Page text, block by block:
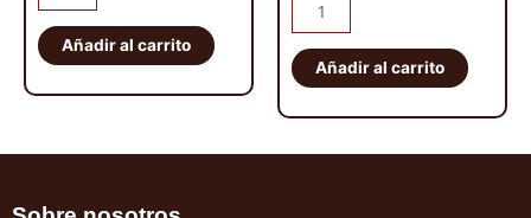
era:
56,00€.
es:
49,00€.
abarcones
IRONMAN
PATROL
K160
cantidad
Añadir al carrito
era:
1.450,00€.
de
suspensión
EFS
+40mm
ELITE
Añadir al carrito